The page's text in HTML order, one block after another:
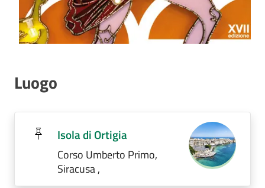
Luogo
Isola di Ortigia
Corso Umberto Primo,
Siracusa ,